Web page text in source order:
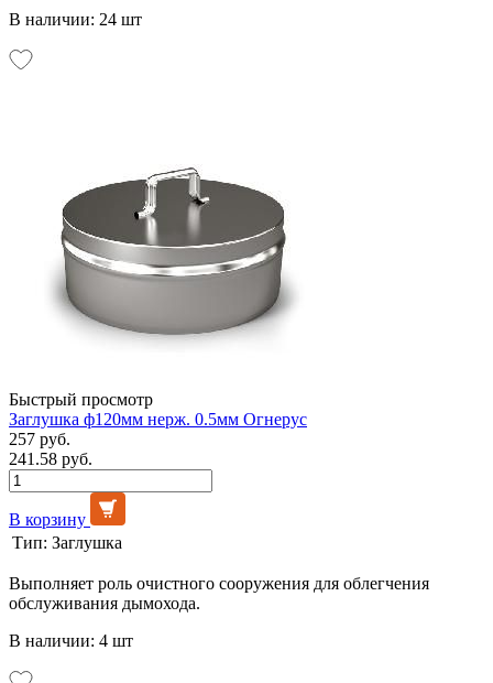
В наличии: 24 шт
Быстрый просмотр
Заглушка ф120мм нерж. 0.5мм Огнерус
257 руб.
241.58 руб.
В корзину
Тип: Заглушка
Выполняет роль очистного сооружения для облегчения
обслуживания дымохода.
В наличии: 4 шт